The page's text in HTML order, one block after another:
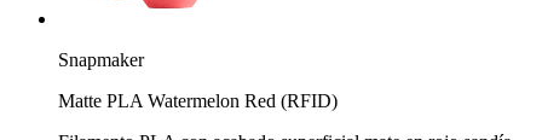
Snapmaker
Matte PLA Watermelon Red (RFID)